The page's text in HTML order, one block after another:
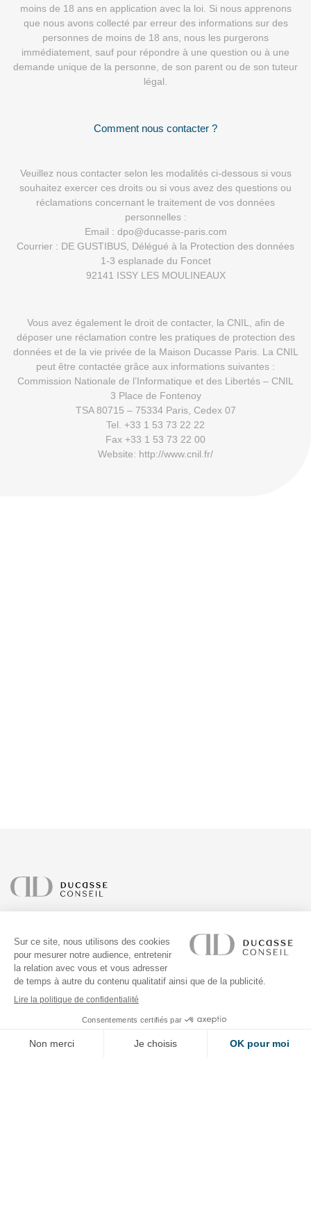
moins de 18 ans en application avec la loi. Si nous apprenons
que nous avons collecté par erreur des informations sur des
personnes de moins de 18 ans, nous les purgerons
immédiatement, sauf pour répondre à une question ou à une
demande unique de la personne, de son parent ou de son tuteur
légal.
Comment nous contacter ?
Veuillez nous contacter selon les modalités ci-dessous si vous
souhaitez exercer ces droits ou si vous avez des questions ou
réclamations concernant le traitement de vos données
personnelles :
Email : dpo@ducasse-paris.com
Courrier : DE GUSTIBUS, Délégué à la Protection des données
1-3 esplanade du Foncet
92141 ISSY LES MOULINEAUX
Vous avez également le droit de contacter, la CNIL, afin de
déposer une réclamation contre les pratiques de protection des
données et de la vie privée de la Maison Ducasse Paris. La CNIL
peut être contactée grâce aux informations suivantes :
Commission Nationale de l’Informatique et des Libertés – CNIL
3 Place de Fontenoy
TSA 80715 – 75334 Paris, Cedex 07
Tel. +33 1 53 73 22 22
Fax +33 1 53 73 22 00
Website: http://www.cnil.fr/
À PROPOS
RÉALISATIONS
ADRESSE
SUIVEZ-NOUS
NEWSLETTER